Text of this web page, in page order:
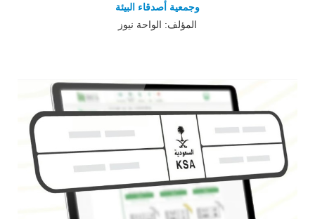
وجمعية أصدقاء البيئة
المؤلف: الواحة نيوز